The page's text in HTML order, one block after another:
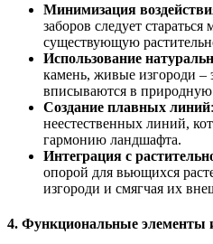
Минимизация
заборов следует
существующую
Использование
камень, живые изгороди –
вписываются в природную
Создание плавных линий
неестественных линий,
гармонию ландшафта.
Интеграция с
опорой для вьющихся
изгороди и смягчая их
4. Функциональные элементы